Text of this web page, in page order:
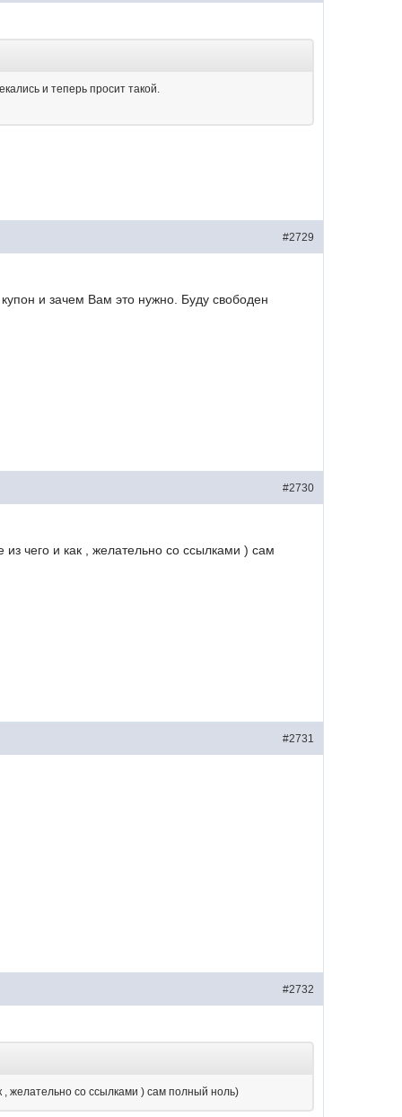
и теперь просит такой.
#2729
и зачем Вам это нужно. Буду свободен
#2730
чего и как , желательно со ссылками ) сам
#2731
#2732
, желательно со ссылками ) сам полный ноль)